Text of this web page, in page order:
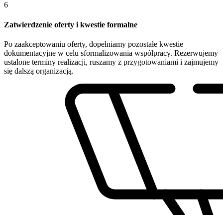
6
Zatwierdzenie oferty i kwestie formalne
Po zaakceptowaniu oferty, dopełniamy pozostałe kwestie
dokumentacyjne w celu sformalizowania współpracy. Rezerwujemy
ustalone terminy realizacji, ruszamy z przygotowaniami i zajmujemy
się dalszą organizacją.